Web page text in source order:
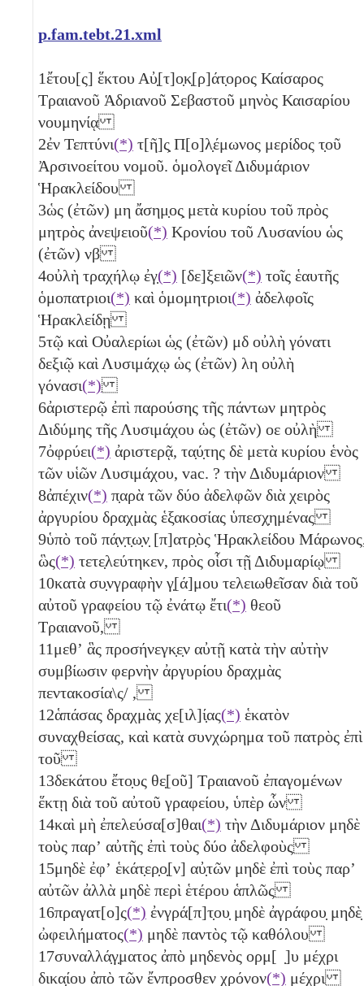
p.fam.tebt.21.xml
1ἔτου[ς] ἕκτου Αὐ̣[τ]ο̣κ̣[ρ]άτ̣ορος Καίσαρος
Τραιανοῦ Ἁδριανοῦ Σεβαστοῦ μηνὸς Καισαρίου
νουμηνίᾳ
2ἐν Τεπτύνι(*) τ[ῆ]ς̣ Π[ο]λ̣έμωνος μερίδος τ̣οῦ
Ἀρσινοείτου νομοῦ. ὁμολογεῖ Διδυμάριον
Ἡρακλείδου
3ὡς (ἐτῶν) μη ἄσημ̣ος̣ μετὰ κυρίου τοῦ πρὸς
μητρὸς ἀνεψειοῦ(*) Κρονίου τοῦ Λυσανίου ὡς
(ἐτῶν) νβ
4οὐλὴ τραχήλῳ ἐγ̣(*) [δε]ξειῶν(*) τοῖς ἑαυτῆς
ὁμοπατριοι(*) καὶ ὁμομητριοι(*) ἀδελφοῖς
Ἡρακλείδῃ
5τῷ καὶ Οὐαλερίωι ὡ̣ς (ἐτῶν) μδ οὐλὴ γόνατι
δεξιῷ καὶ Λυσιμάχῳ ὡς (ἐτῶν) λη οὐλὴ
γόνασι(*)
6ἀριστερῷ ἐπὶ παρούσης τῆς πάντων μητρὸς
Διδύμης τῆς Λυσιμάχου ὡς (ἐτῶν) οε οὐλὴ
7ὀφρύει(*) ἀριστερᾷ, τα̣ύ̣της δὲ μετὰ κυρίου ἑνὸς
τῶν υἱῶν Λυσιμάχου, vac. ? τὴν Διδυμάριον
8ἀπέχιν(*) π̣αρὰ τῶν δύο ἀδελφῶν διὰ χειρὸς
ἀργυρίου δραχμὰς ἑξακοσίας ὑπεσχ̣ημένας
9ὑπὸ τοῦ πά̣ν̣τ̣ω̣ν̣ [π]ατρ̣ὸς Ἡρακλείδου
ὣς(*) τετε̣λεύτηκεν, πρὸς οἷσι τῇ Διδυμαρίῳ
10κατὰ συ̣νγραφὴν γ̣[ά]μου τελειωθεῖσαν διὰ τοῦ
αὐτοῦ γραφείου τῷ ἐνάτῳ ἔτι(*) θεοῦ
Τραιανοῦ,
11μεθʼ ἃς προσήνεγκ̣ε̣ν αὐτῇ κατὰ τὴν αὐτὴν
συμβίωσιν φερνὴν ἀργυρίου δραχμὰς
πεντακοσία\ς/ ,
12ἁπάσας δραχμὰς χε[ιλ]ί̣ας(*) ἑκατὸν
συναχθείσας, καὶ κατὰ συνχώρημα τοῦ πατρὸς ἐπὶ
τοῦ
13δεκάτου ἔτο̣υς θε̣[οῦ] Τραιανοῦ ἐπαγομένων
ἕκτῃ διὰ τοῦ αὐτοῦ γραφείου, ὑπὲρ ὧν
14καὶ μὴ ἐπελεύσα[σ]θαι(*) τὴν Διδυμάριον μηδὲ
τοὺς παρʼ αὐτῆς ἐπὶ τοὺς δύο ἀδελφοὺς
15μηδὲ ἐφʼ ἑκάτ̣ερ̣ο̣[ν] αὐ̣τῶν μηδὲ ἐπὶ τοὺς παρʼ
αὐτῶν ἀλλὰ μηδὲ περὶ ἑτέρου ἁπλῶς
16πραγατ[ο]ς(*) ἐνγρά[π]τ̣ου̣ μηδὲ ἀγράφου̣ μηδὲ̣
ὠφειλήματος(*) μηδὲ παντὸς τῷ καθόλου
17συναλλά̣γ̣ματος ἀπὸ μηδενὸς ορμ[ ̣]υ μέχρι
δικα̣ίου ἀπὸ τῶν ἔνπροσθεν χρόνον(*) μέχρι